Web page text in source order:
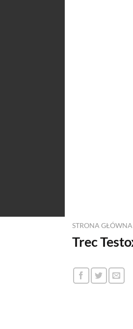
STRONA GŁÓWNA
Trec